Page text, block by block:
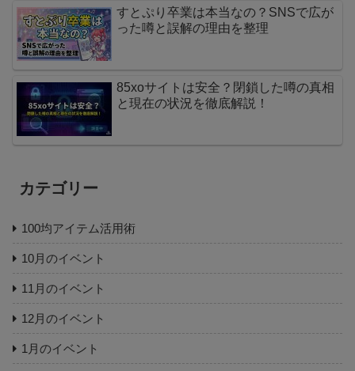
すとぷり卒業は本当なの？SNSで広が
った噂と誤解の理由を整理
85xoサイトは安全？閉鎖した噂の真相
と現在の状況を徹底解説！
カテゴリー
100均アイテム活用術
10月のイベント
11月のイベント
12月のイベント
1月のイベント